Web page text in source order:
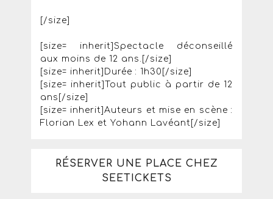
[/size]
[size= inherit]Spectacle déconseillé
aux moins de 12 ans.[/size]
[size= inherit]Durée : 1h30[/size]
[size= inherit]Tout public à partir de 12
ans[/size]
[size= inherit]Auteurs et mise en scène :
Florian Lex et Yohann Lavéant[/size]
RÉSERVER UNE PLACE CHEZ
SEETICKETS